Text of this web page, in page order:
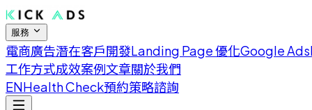
服務
電商廣告潛在客戶開發Landing Page 優化Google Ads
工作方式成效案例文章關於我們
ENHealth Check預約策略諮詢